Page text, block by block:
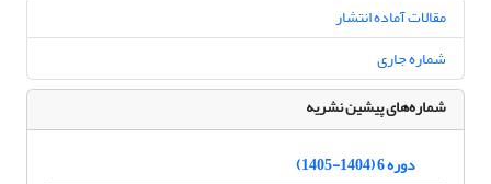
مقالات آماده انتشار
شماره جاری
شماره‌های پیشین نشریه
دوره 6 (1404-1405)